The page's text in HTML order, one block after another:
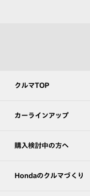
クルマTOP
カーラインアップ
購入検討中の方へ
Hondaのクルマづくり